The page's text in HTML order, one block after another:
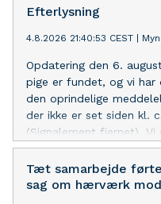
hos Offerrådgivningen
Efterlysning
4.8.2026 21:40:53 CEST
Opdatering den 6.
pige er fundet, og vi
den oprindelige
der ikke er set siden kl.
(Signalement fjernet).
og vil gerne i kontakt
set hende i dag, eller
Tæt samarbejde
sag om hærværk